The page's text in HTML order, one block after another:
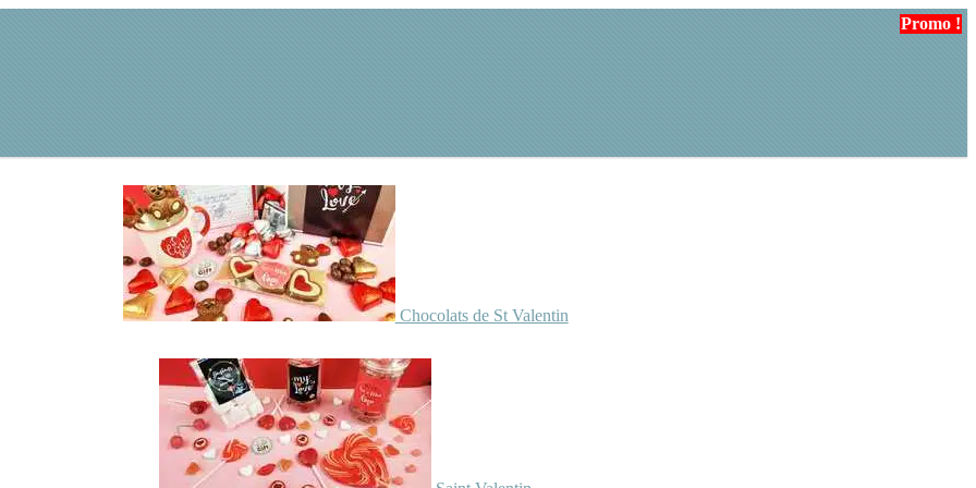
Chocolats de St Valentin
Promo !
Promo !